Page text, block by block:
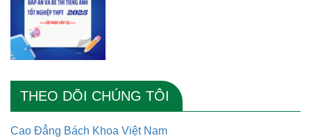
THEO DÕI CHÚNG TÔI
Cao Đẳng Bách Khoa Việt Nam